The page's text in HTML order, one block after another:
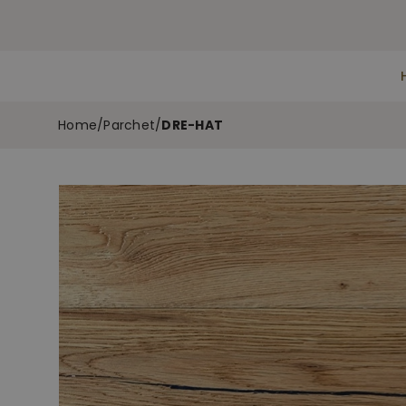
Home/Parchet/DRE-HAT
Skip
to
the
end
of
the
images
gallery